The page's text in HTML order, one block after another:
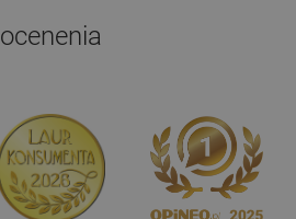
ocenenia